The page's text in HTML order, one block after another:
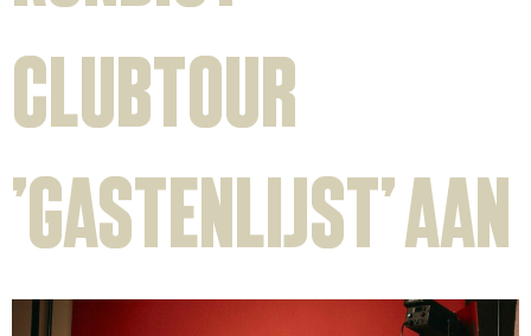
clubtour
‘Gastenlijst’ aan